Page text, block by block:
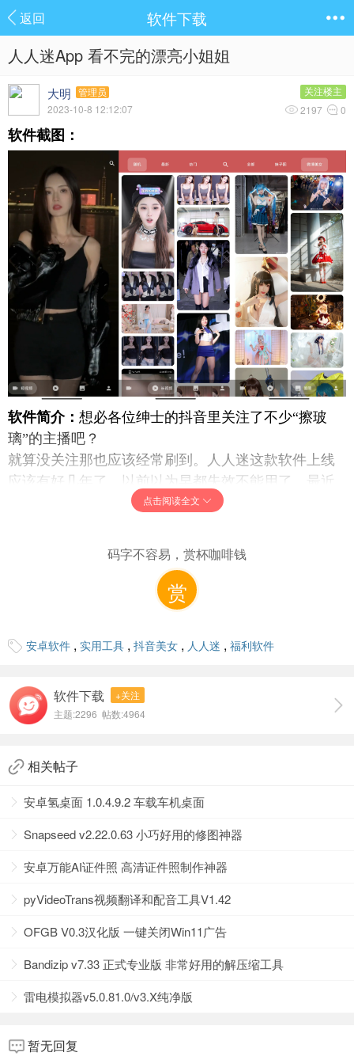
返回 软件下载
人人迷App 看不完的漂亮小姐姐
大明 管理员
2023-10-8 12:12:07
关注楼主
2197 0
软件截图：
软件简介： 想必各位绅士的抖音里关注了不少“擦玻
璃”的主播吧？
就算没关注那也应该经常刷到。人人迷这款软件上线
应该有好几年了，以前以为早都失效不能用了，最近
突然发现依然在正常运行，而且功能被开发者打磨的
21.1 MB
Android/HarmonyOS
点击阅读全文
码字不容易，赏杯咖啡钱
赏
安卓软件 , 实用工具 , 抖音美女 , 人人迷 , 福利软件
软件下载
+关注
主题:2296 帖数:4964
相关帖子
安卓氢桌面 1.0.4.9.2 车载车机桌面
Snapseed v2.22.0.63 小巧好用的修图神器
安卓万能AI证件照 高清证件照制作神器
pyVideoTrans视频翻译和配音工具V1.42
OFGB V0.3汉化版 一键关闭Win11广告
Bandizip v7.33 正式专业版 非常好用的解压缩工具
雷电模拟器v5.0.81.0/v3.X纯净版
暂无回复